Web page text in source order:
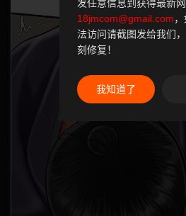
发任意信息到获得最新
18jmcom@gmail.com
法访问请截图发给我们
刻修复！
我知道了